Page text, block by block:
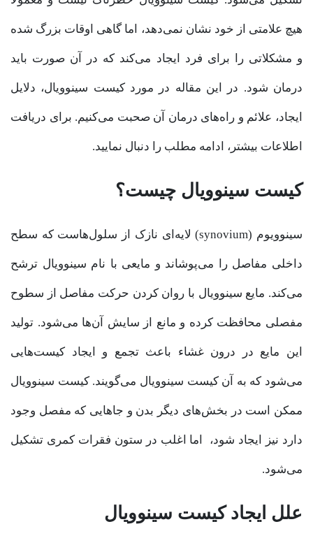
هیچ علامتی از خود نشان نمی‌دهد، اما گاهی اوقات بزرگ شده
و مشکلاتی را برای فرد ایجاد می‌کند که در آن صورت باید
درمان شود. در این مقاله در مورد کیست سینوویال، دلایل
ایجاد، علائم و راه‌های درمان آن صحبت می‌کنیم. برای دریافت
اطلاعات بیشتر، ادامه مطلب را دنبال نمایید.
کیست سینوویال چیست؟
سینوویوم (synovium) لایه‌ای نازک از سلول‌هاست که سطح
داخلی مفاصل را می‌پوشاند و مایعی با نام سینوویال ترشح
می‌کند. مایع سینوویال با روان کردن حرکت مفاصل از سطوح
مفصلی محافظت کرده و مانع از سایش آن‌ها می‌شود. تولید
این مایع در درون غشاء باعث تجمع و ایجاد کیست‌هایی
می‌شود که به آن کیست سینوویال می‌گویند. کیست سینوویال
ممکن است در بخش‌های دیگر بدن و جاهایی که مفصل وجود
دارد نیز ایجاد شود، اما اغلب در ستون فقرات کمری تشکیل
می‌شود.
علل ایجاد کیست سینوویال